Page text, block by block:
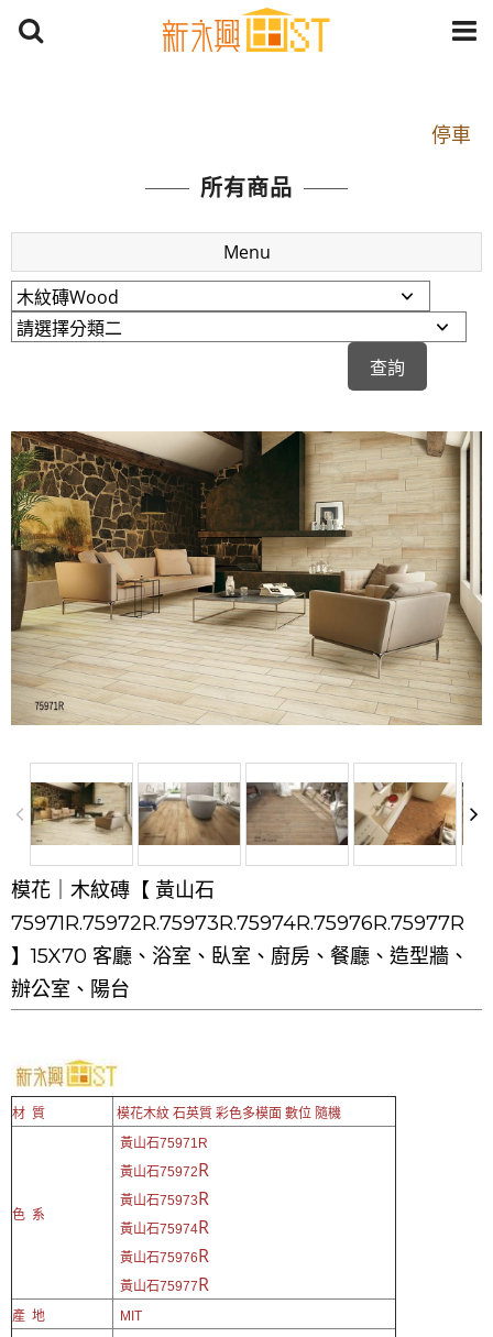
捷運： 中和線【頂溪站 2 號出口】往中山路1段139
原Line已滿 無法加Line好友 請親愛的客戶加入
LINE官方帳號@a0975005573
開車：中山路1段 到永平路路口(樂華夜市口)門口可
停車
捷運： 中和線【頂溪站 2 號出口】往中山路1段139
號約10分鐘
LINE官方帳號@a0975005573
所有商品
Menu
模花｜木紋磚【 黃山石
75971R.75972R.75973R.75974R.75976R.75977R
】15X70 客廳、浴室、臥室、廚房、餐廳、造型牆、
辦公室、陽台
材 質 模花木紋 石英質 彩色多模面 數位 隨機
色 系
黃山石75971R
黃山石75972R
黃山石75973R
黃山石75974R
黃山石75976R
黃山石75977R
產 地
MIT